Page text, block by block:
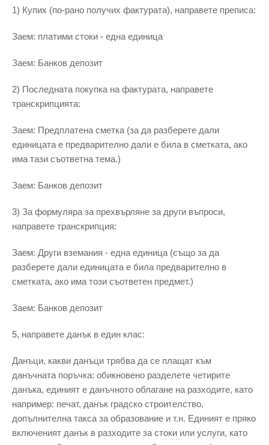
1) Купих (по-рано получих фактурата), направете преписа:
Заем: платими стоки - една единица
Заем: Банков депозит
2) Последната покупка на фактурата, направете
транскрипцията:
Заем: Предплатена сметка (за да разберете дали
единицата е предварително дали е била в сметката, ако
има тази съответна тема.)
Заем: Банков депозит
3) За формуляра за прехвърляне за други въпроси,
направете транскрипция:
Заем: Други вземания - една единица (също за да
разберете дали единицата е била предварително в
сметката, ако има този съответен предмет.)
Заем: Банков депозит
5, направете данък в един клас:
Данъци, какви данъци трябва да се плащат към
данъчната поръчка: обикновено разделете четирите
данъка, единият е данъчното облагане на разходите, като
например: печат, данък градско строителство,
допълнителна такса за образование и т.н. Единият е пряко
включеният данък в разходите за стоки или услуги, като